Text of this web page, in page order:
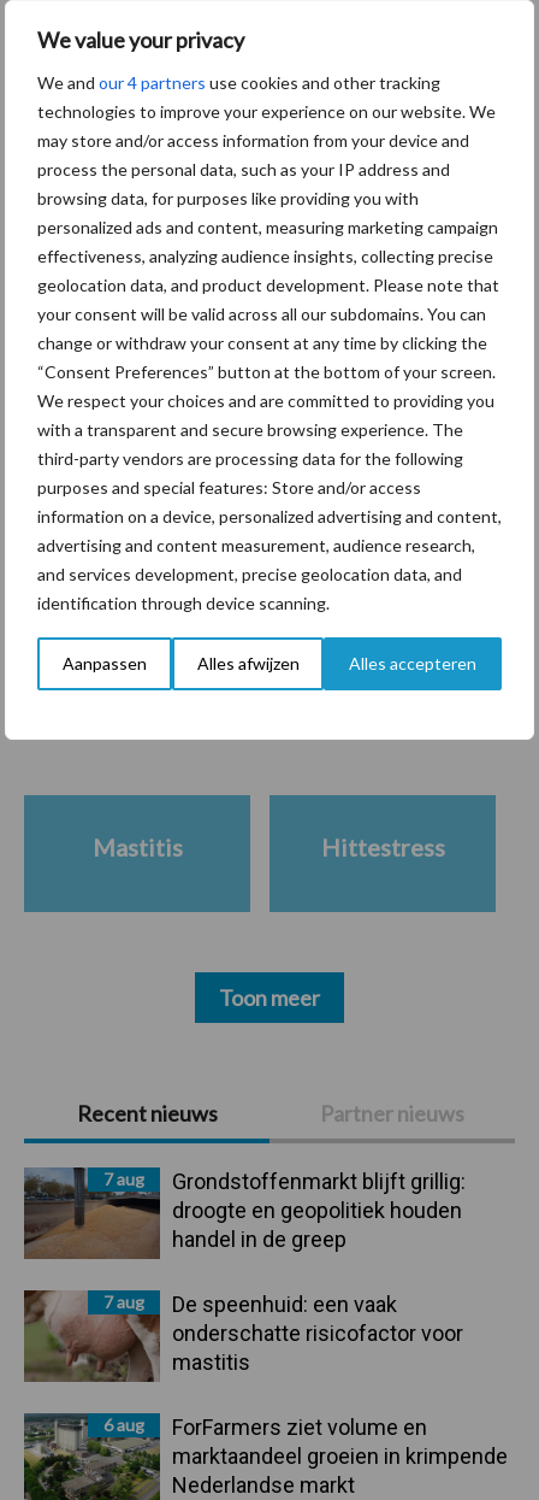
We value your privacy
We and our 4 partners use cookies and other tracking
technologies to improve your experience on our website. We
may store and/or access information from your device and
process the personal data, such as your IP address and
browsing data, for purposes like providing you with
personalized ads and content, measuring marketing campaign
effectiveness, analyzing audience insights, collecting precise
geolocation data, and product development. Please note that
your consent will be valid across all our subdomains. You can
change or withdraw your consent at any time by clicking the
“Consent Preferences” button at the bottom of your screen.
We respect your choices and are committed to providing you
with a transparent and secure browsing experience. The
third-party vendors are processing data for the following
purposes and special features: Store and/or access
information on a device, personalized advertising and content,
advertising and content measurement, audience research,
and services development, precise geolocation data, and
identification through device scanning.
Aanpassen Alles afwijzen Alles accepteren
Primaire
Sidebar
Recent nieuws Partner nieuws
7 aug
Grondstoffenmarkt blijft grillig:
droogte en geopolitiek houden
handel in de greep
7 aug
De speenhuid: een vaak
onderschatte risicofactor voor
mastitis
6 aug
ForFarmers ziet volume en
marktaandeel groeien in krimpende
Nederlandse markt
Aanbevolen voor jou!
Grondstoffenmarkt blijft
grillig: droogte en
geopolitiek houden handel
in de greep
De speenhuid: een vaak
onderschatte risicofactor
voor mastitis
ForFarmers ziet volume en
marktaandeel groeien in
krimpende Nederlandse
markt
Themapagina's
Mastitis Hittestress
Toon meer